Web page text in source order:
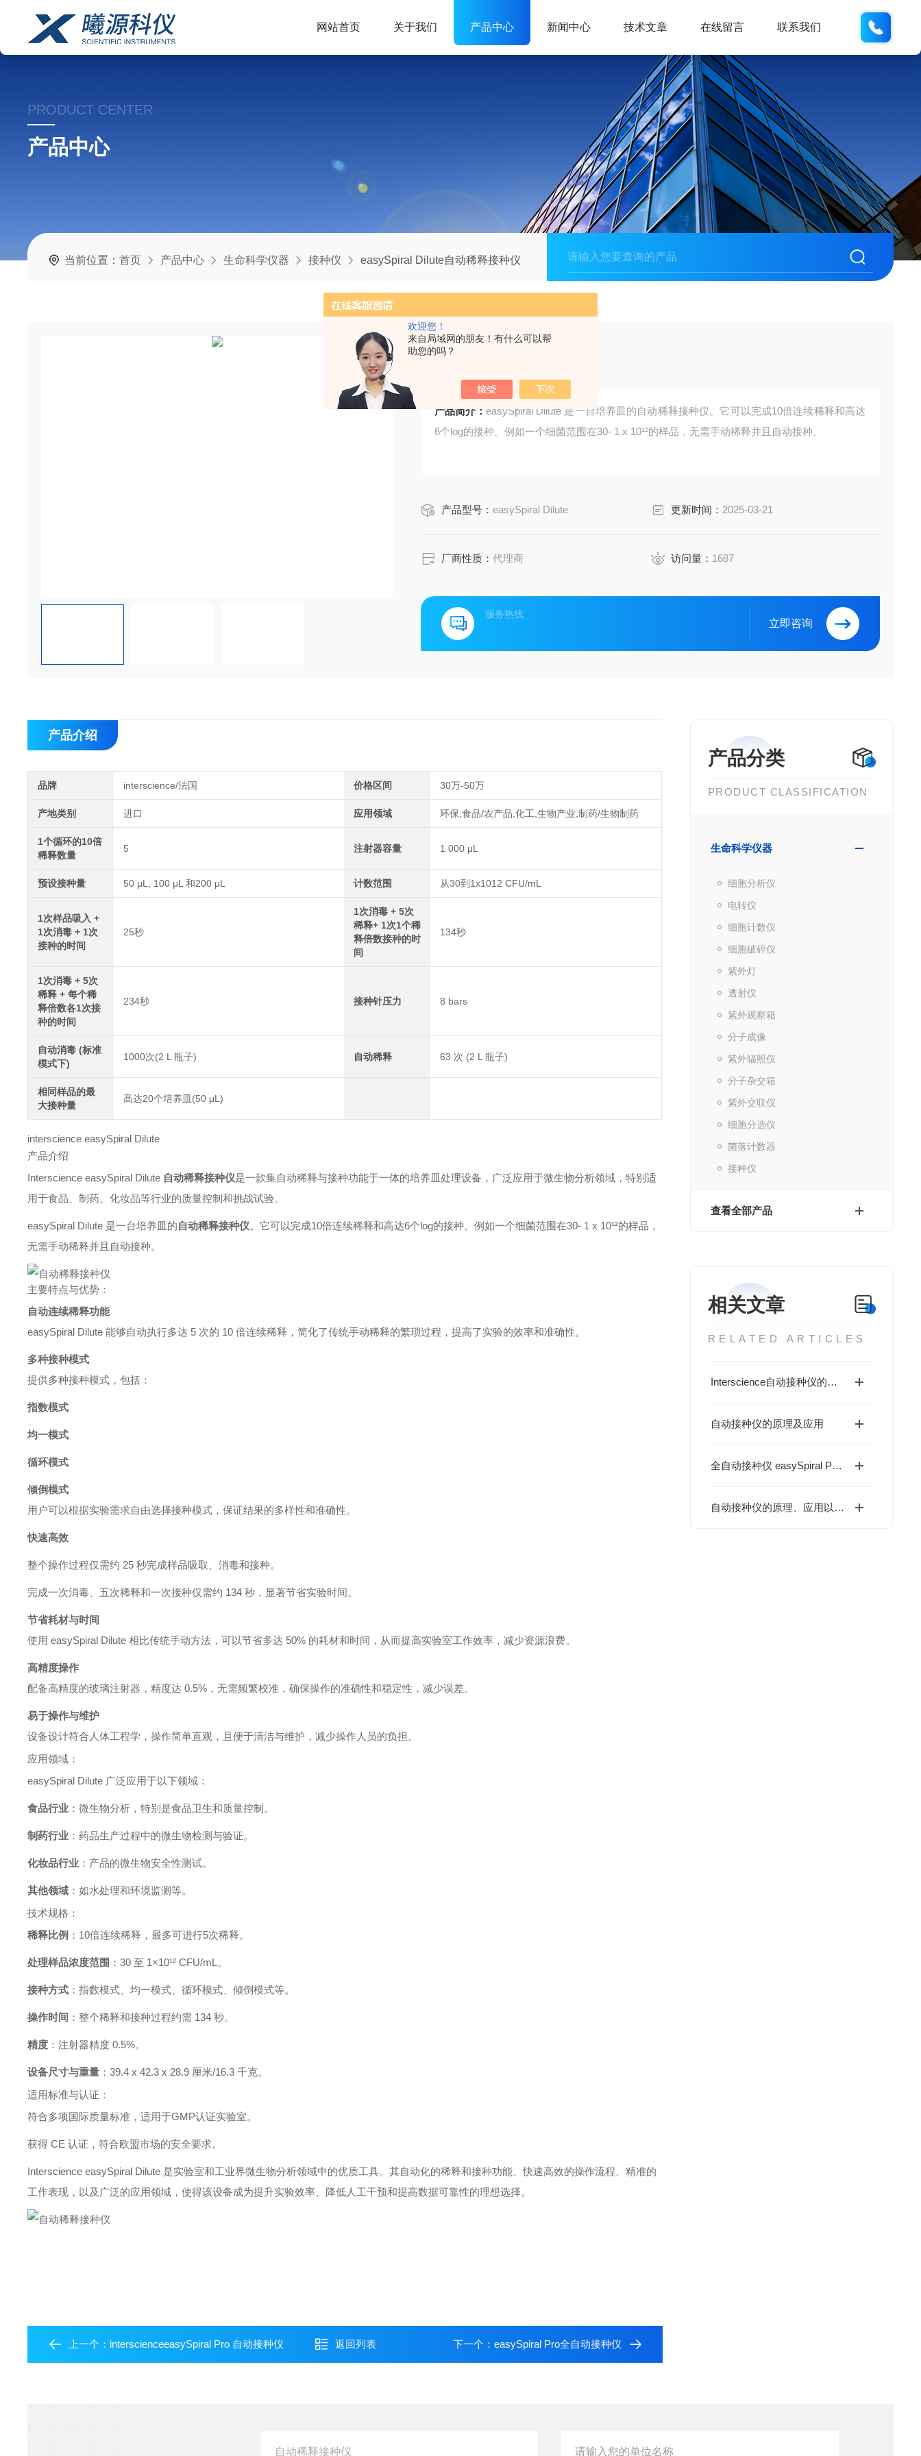
欢迎您！
来自局域网的朋友！有什么可以帮
助您的吗？
网站首页 关于我们 产品中心 新闻中心 技术文章 在线留言 联系我们
PRODUCT CENTER
产品中心
当前位置：首页 产品中心 生命科学仪器 接种仪 easySpiral Dilute自动稀释接种仪
产品简介：easySpiral Dilute 是一台培养皿的自动稀释接种仪。它可以完成10倍连续稀释和高达
6个log的接种。例如一个细菌范围在30- 1 x 10¹²的样品，无需手动稀释并且自动接种。
产品型号：easySpiral Dilute 更新时间： 2025-03-21
厂商性质：代理商 访问量： 1687
服务热线
立即咨询
产品分类
PRODUCT CLASSIFICATION
生命科学仪器
细胞分析仪
电转仪
细胞计数仪
细胞破碎仪
紫外灯
透射仪
紫外观察箱
分子成像
紫外辐照仪
分子杂交箱
紫外交联仪
细胞分选仪
菌落计数器
接种仪
查看全部产品
相关文章
RELATED ARTICLES
Interscience自动接种仪的日常维护与校准技巧
自动接种仪的原理及应用
全自动接种仪 easySpiral Pro 在微生物检测中的应用与技术原理分析
自动接种仪的原理、应用以及优势
产品介绍
品牌 interscience/法国 价格区间 30万-50万
产地类别 进口 应用领域 环保,食品/农产品,化工,生物产业,制药/生物制药
1个循环的10倍
稀释数量
5 注射器容量 1 000 μL
预设接种量 50 μL, 100 μL 和200 μL 计数范围 从30到1x1012 CFU/mL
1次样品吸入 +
1次消毒 + 1次
接种的时间
25秒
1次消毒 + 5次
稀释+ 1次1个稀
释倍数接种的时
间
134秒
1次消毒 + 5次
稀释 + 每个稀
释倍数各1次接
种的时间
234秒 接种针压力 8 bars
自动消毒 (标准
模式下)
1000次(2 L 瓶子) 自动稀释 63 次 (2 L 瓶子)
相同样品的最
大接种量
高达20个培养皿(50 μL)
interscience easySpiral Dilute
产品介绍
Interscience easySpiral Dilute 自动稀释接种仪是一款集自动稀释与接种功能于一体的培养皿处理设备，广泛应用于微生物分析领域，特别适
用于食品、制药、化妆品等行业的质量控制和挑战试验。
easySpiral Dilute 是一台培养皿的自动稀释接种仪。它可以完成10倍连续稀释和高达6个log的接种。例如一个细菌范围在30- 1 x 10¹²的样品，
无需手动稀释并且自动接种。
主要特点与优势：
自动连续稀释功能
easySpiral Dilute 能够自动执行多达 5 次的 10 倍连续稀释，简化了传统手动稀释的繁琐过程，提高了实验的效率和准确性。
多种接种模式
提供多种接种模式，包括：
指数模式
均一模式
循环模式
倾倒模式
用户可以根据实验需求自由选择接种模式，保证结果的多样性和准确性。
快速高效
整个操作过程仅需约 25 秒完成样品吸取、消毒和接种。
完成一次消毒、五次稀释和一次接种仅需约 134 秒，显著节省实验时间。
节省耗材与时间
使用 easySpiral Dilute 相比传统手动方法，可以节省多达 50% 的耗材和时间，从而提高实验室工作效率，减少资源浪费。
高精度操作
配备高精度的玻璃注射器，精度达 0.5%，无需频繁校准，确保操作的准确性和稳定性，减少误差。
易于操作与维护
设备设计符合人体工程学，操作简单直观，且便于清洁与维护，减少操作人员的负担。
应用领域：
easySpiral Dilute 广泛应用于以下领域：
食品行业 ：微生物分析，特别是食品卫生和质量控制。
制药行业 ：药品生产过程中的微生物检测与验证。
化妆品行业 ：产品的微生物安全性测试。
其他领域 ：如水处理和环境监测等。
技术规格：
稀释比例 ：10倍连续稀释，最多可进行5次稀释。
处理样品浓度范围 ：30 至 1×10¹² CFU/mL。
接种方式 ：指数模式、均一模式、循环模式、倾倒模式等。
操作时间 ：整个稀释和接种过程约需 134 秒。
精度 ：注射器精度 0.5%。
设备尺寸与重量 ：39.4 x 42.3 x 28.9 厘米/16.3 千克。
适用标准与认证：
符合多项国际质量标准，适用于GMP认证实验室。
获得 CE 认证，符合欧盟市场的安全要求。
Interscience easySpiral Dilute 是实验室和工业界微生物分析领域中的优质工具。其自动化的稀释和接种功能、快速高效的操作流程、精准的
工作表现，以及广泛的应用领域，使得该设备成为提升实验效率、降低人工干预和提高数据可靠性的理想选择。
上一个： interscienceeasySpiral Pro 自动接种仪 返回列表 下一个： easySpiral Pro全自动接种仪